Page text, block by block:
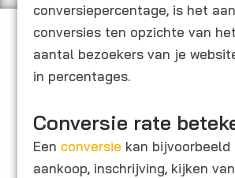
conversiepercentage, is het
conversies ten opzichte van
aantal bezoekers van je
in percentages.
Conversie rate
Een conversie kan bijvoorbeeld
aankoop, inschrijving, kijken